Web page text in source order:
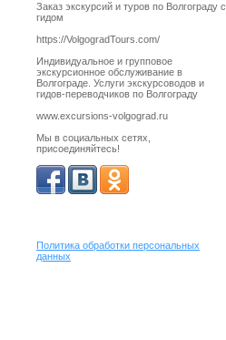
Заказ экскурсий и туров по Волгограду с
гидом
https://VolgogradTours.com/
Индивидуальное и групповое
экскурсионное обслуживание в
Волгограде. Услуги экскурсоводов и
гидов-переводчиков по Волгограду
www.excursions-volgograd.ru
Мы в социальных сетях,
присоединяйтесь!
Политика обработки персональных
данных